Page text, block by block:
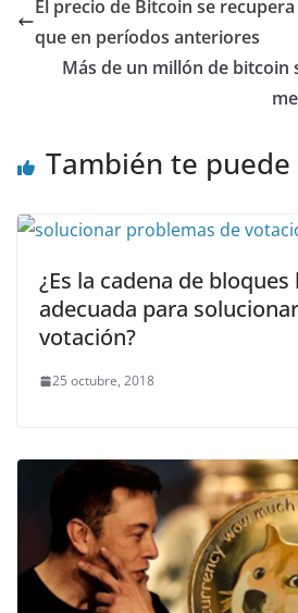
El precio de Bitcoin se
que en períodos anteriores
Más de un millón de
También te
¿Es la cadena de
adecuada para
votación?
25 octubre, 2018